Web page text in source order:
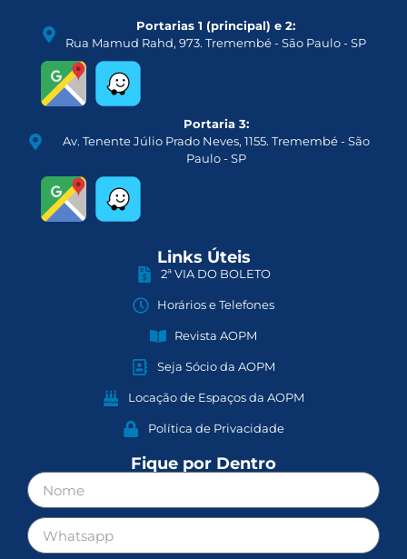
Portarias 1 (principal) e 2:
Rua Mamud Rahd, 973. Tremembé - São Paulo - SP
Portaria 3:
Av. Tenente Júlio Prado Neves, 1155. Tremembé - São
Paulo - SP
Links Úteis
2ª VIA DO BOLETO
Horários e Telefones
Revista AOPM
Seja Sócio da AOPM
Locação de Espaços da AOPM
Política de Privacidade
Fique por Dentro